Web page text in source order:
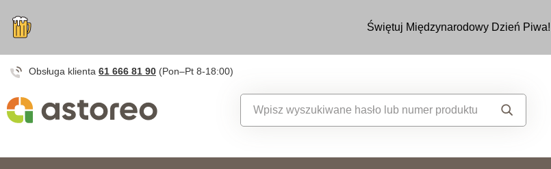
Świętuj Międzynarodowy Dzień
Obsługa klienta 61 666 81 90 (Pon–Pt 8-18:00)